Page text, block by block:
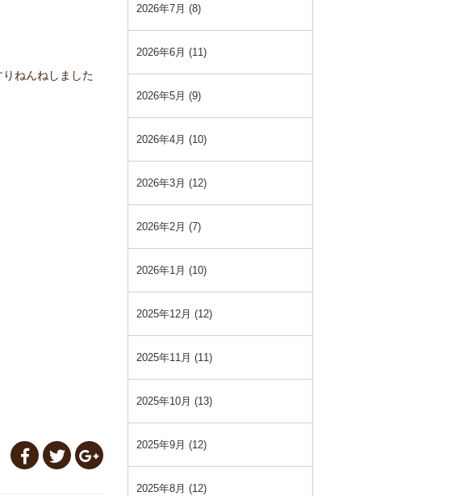
ねんねしました
2026年7月 (8)
2026年6月 (11)
2026年5月 (9)
2026年4月 (10)
2026年3月 (12)
2026年2月 (7)
2026年1月 (10)
2025年12月 (12)
2025年11月 (11)
2025年10月 (13)
2025年9月 (12)
2025年8月 (12)